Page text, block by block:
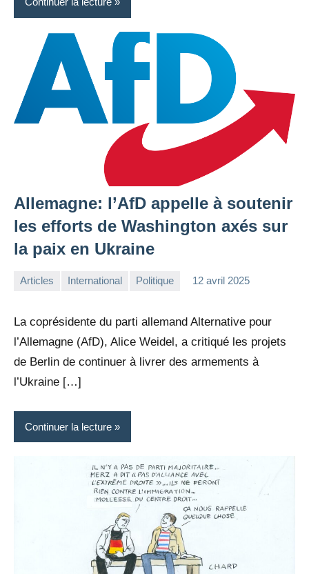
Allemagne: l’AfD appelle à soutenir
les efforts de Washington axés sur
la paix en Ukraine
Articles International Politique 12 avril 2025
La coprésidente du parti allemand Alternative pour
l’Allemagne (AfD), Alice Weidel, a critiqué les projets
de Berlin de continuer à livrer des armements à
l’Ukraine […]
Continuer la lecture